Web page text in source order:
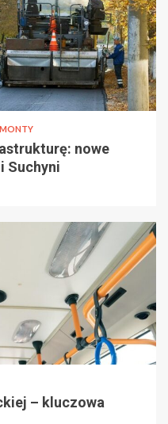
nowe
Suchyni
– kluczowa